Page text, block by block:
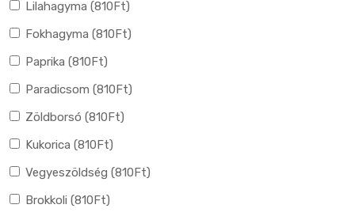
Lilahagyma (810Ft)
Fokhagyma (810Ft)
Paprika (810Ft)
Paradicsom (810Ft)
Zöldborsó (810Ft)
Kukorica (810Ft)
Vegyeszöldség (810Ft)
Brokkoli (810Ft)